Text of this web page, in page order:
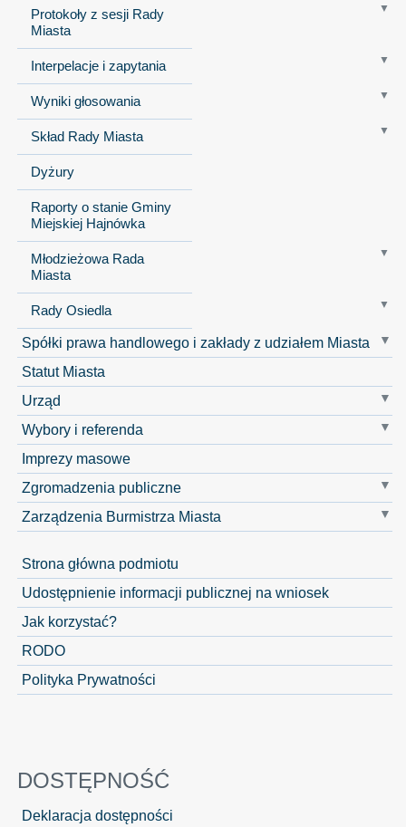
Protokoły z sesji Rady
Miasta
Interpelacje i zapytania
Wyniki głosowania
Skład Rady Miasta
Dyżury
Raporty o stanie Gminy
Miejskiej Hajnówka
Młodzieżowa Rada
Miasta
Rady Osiedla
Spółki prawa handlowego i zakłady z udziałem Miasta
Statut Miasta
Urząd
Wybory i referenda
Imprezy masowe
Zgromadzenia publiczne
Zarządzenia Burmistrza Miasta
Strona główna podmiotu
Udostępnienie informacji publicznej na wniosek
Jak korzystać?
RODO
Polityka Prywatności
DOSTĘPNOŚĆ
Deklaracja dostępności